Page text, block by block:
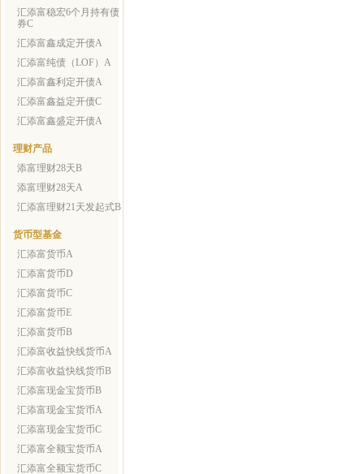
汇添富稳宏6个月持有债
券C
汇添富鑫成定开债A
汇添富纯债（LOF）A
汇添富鑫利定开债A
汇添富鑫益定开债C
汇添富鑫盛定开债A
理财产品
添富理财28天B
添富理财28天A
汇添富理财21天发起式B
货币型基金
汇添富货币A
汇添富货币D
汇添富货币C
汇添富货币E
汇添富货币B
汇添富收益快线货币A
汇添富收益快线货币B
汇添富现金宝货币B
汇添富现金宝货币A
汇添富现金宝货币C
汇添富全额宝货币A
汇添富全额宝货币C